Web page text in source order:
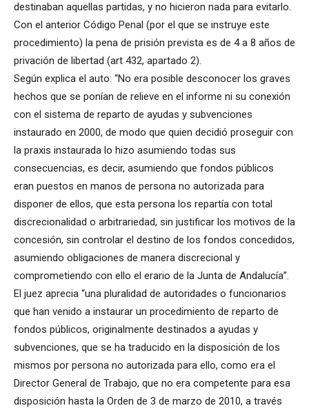
destinaban aquellas partidas, y no hicieron nada para evitarlo.
Con el anterior Código Penal (por el que se instruye este
procedimiento) la pena de prisión prevista es de 4 a 8 años de
privación de libertad (art 432, apartado 2).
Según explica el auto: “No era posible desconocer los graves
hechos que se ponían de relieve en el informe ni su conexión
con el sistema de reparto de ayudas y subvenciones
instaurado en 2000, de modo que quien decidió proseguir con
la praxis instaurada lo hizo asumiendo todas sus
consecuencias, es decir, asumiendo que fondos públicos
eran puestos en manos de persona no autorizada para
disponer de ellos, que esta persona los repartía con total
discrecionalidad o arbitrariedad, sin justificar los motivos de la
concesión, sin controlar el destino de los fondos concedidos,
asumiendo obligaciones de manera discrecional y
comprometiendo con ello el erario de la Junta de Andalucía”.
El juez aprecia “una pluralidad de autoridades o funcionarios
que han venido a instaurar un procedimiento de reparto de
fondos públicos, originalmente destinados a ayudas y
subvenciones, que se ha traducido en la disposición de los
mismos por persona no autorizada para ello, como era el
Director General de Trabajo, que no era competente para esa
disposición hasta la Orden de 3 de marzo de 2010, a través